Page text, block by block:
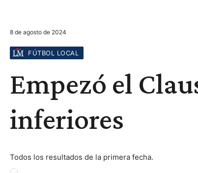
VIRALES ACCIDENTES
8 de agosto de 2024
FÚTBOL LOCAL
Empezó el
inferiores
Todos los resultados de la primera fecha.